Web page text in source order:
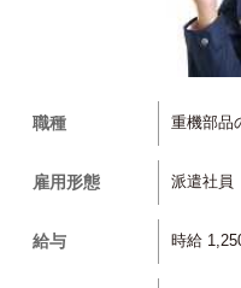
職種 重機部品
雇用形態 派遣社員
給与 時給